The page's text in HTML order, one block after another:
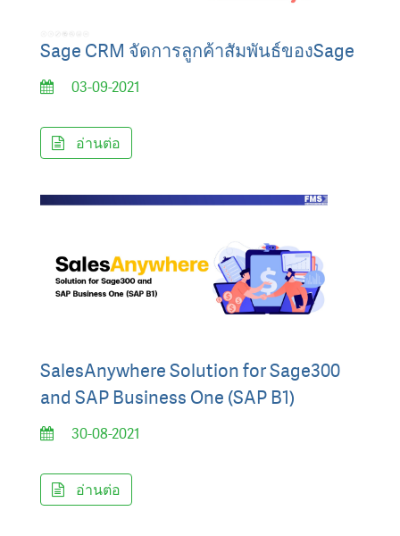
Sage CRM จัดการลูกค้าสัมพันธ์ของSage
03-09-2021
อ่านต่อ
SalesAnywhere Solution for Sage300
and SAP Business One (SAP B1)
30-08-2021
อ่านต่อ